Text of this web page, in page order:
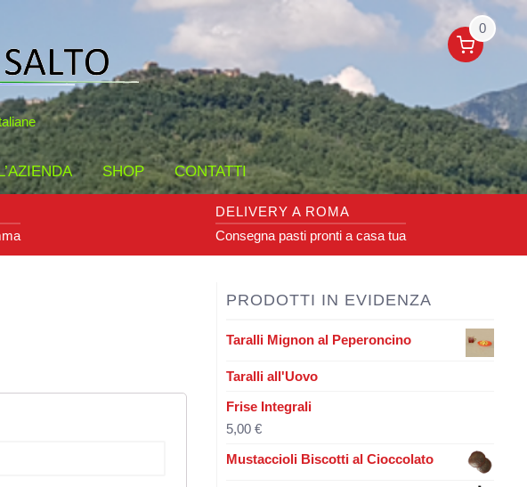
0
SHOP CONTATTI
DELIVERY A ROMA
Consegna pasti pronti a casa tua
PRODOTTI IN EVIDENZA
Taralli Mignon al Peperoncino
Taralli all'Uovo
Frise Integrali
5,00 €
Mustaccioli Biscotti al Cioccolato